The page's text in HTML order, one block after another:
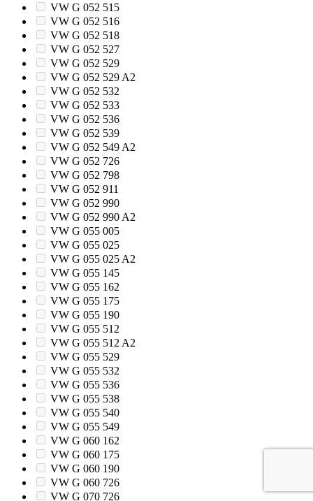
VW G 052 515
VW G 052 516
VW G 052 518
VW G 052 527
VW G 052 529
VW G 052 529 A2
VW G 052 532
VW G 052 533
VW G 052 536
VW G 052 539
VW G 052 549 A2
VW G 052 726
VW G 052 798
VW G 052 911
VW G 052 990
VW G 052 990 A2
VW G 055 005
VW G 055 025
VW G 055 025 A2
VW G 055 145
VW G 055 162
VW G 055 175
VW G 055 190
VW G 055 512
VW G 055 512 A2
VW G 055 529
VW G 055 532
VW G 055 536
VW G 055 538
VW G 055 540
VW G 055 549
VW G 060 162
VW G 060 175
VW G 060 190
VW G 060 726
VW G 070 726